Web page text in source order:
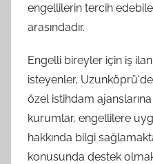
engellilerin tercih
arasındadır.
Engelli bireyler için iş
isteyenler,
özel istihdam
kurumlar, engellilere
hakkında bilgi
konusunda destek